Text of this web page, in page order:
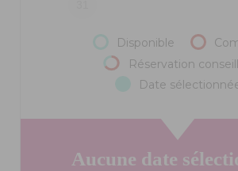
Disponible
Réservation
Date
Aucune date